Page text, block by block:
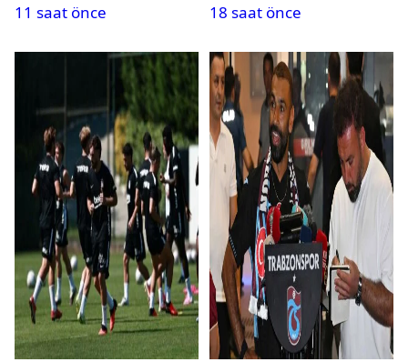
11 saat önce
saat kaçta oynanacak?
18 saat önce